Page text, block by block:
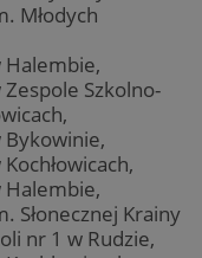
Młodych
Halembie,
Szkolno-
Halembie,
Słonecznej Krainy
nr 1 w Rudzie,